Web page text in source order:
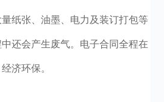
纸张、油墨、电力及装订打包等
还会产生废气。电子合同全程在
济环保。